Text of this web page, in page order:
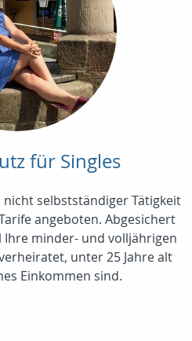
für Singles
selbstständiger Tätigkeit
angeboten. Abgesichert
Ihre minder- und volljährigen
unter 25 Jahre alt
Einkommen sind.